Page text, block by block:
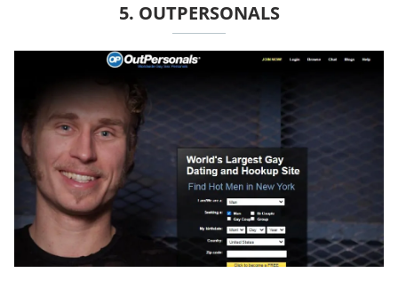
5. OUTPERSONALS